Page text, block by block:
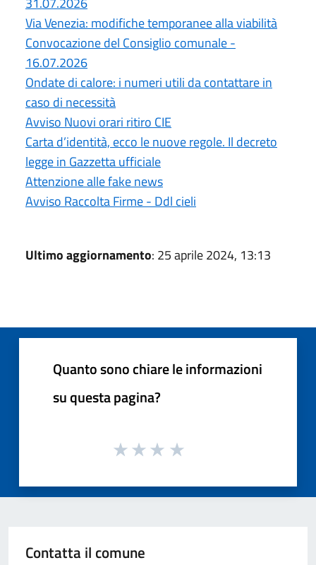
Via Venezia: modifiche temporanee alla viabilità
Convocazione del Consiglio comunale -
16.07.2026
Ondate di calore: i numeri utili da contattare in
caso di necessità
Avviso Nuovi orari ritiro CIE
Carta d’identità, ecco le nuove regole. Il decreto
legge in Gazzetta ufficiale
Attenzione alle fake news
Avviso Raccolta Firme - Ddl cieli
Ultimo aggiornamento: 25 aprile 2024, 13:13
Quanto sono chiare le informazioni
su questa pagina?
Contatta il comune